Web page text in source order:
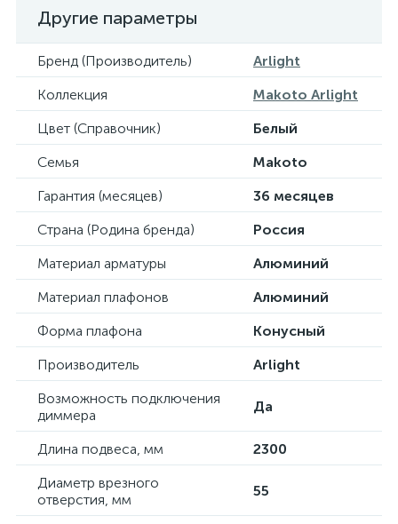
Другие параметры
Бренд (Производитель)
Arlight
Коллекция
Makoto Arlight
Цвет (Справочник)
Белый
Семья
Makoto
Гарантия (месяцев)
36 месяцев
Страна (Родина бренда)
Россия
Материал арматуры
Алюминий
Материал плафонов
Алюминий
Форма плафона
Конусный
Производитель
Arlight
Возможность подключения
диммера
Да
Длина подвеса, мм
2300
Диаметр врезного
отверстия, мм
55